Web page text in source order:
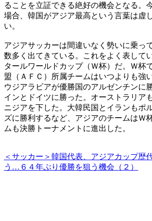
ることを立証できる絶好の機会となる。
場合、韓国がアジア最高という言葉は虚
い。
アジアサッカーは間違いなく勢いに乗っ
数多く出てきている。これをよく表して
タールワールドカップ（Ｗ杯）だ。Ｗ杯
盟（ＡＦＣ）所属チームはいつよりも強
ウジアラビアが優勝国のアルゼンチンに
インとドイツに勝った。オーストラリア
ニジアを下した。大韓民国とイランもポ
ズに勝利するなど、アジアのチームはＷ
ムも決勝トーナメントに進出した。
＜サッカー＞韓国代表、アジアカップ歴
う…６４年ぶり優勝を狙う機会（２）